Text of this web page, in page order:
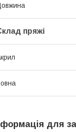
пряжі
для